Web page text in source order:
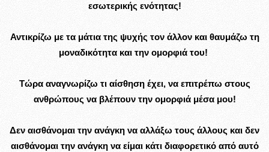
εσωτερικής ενότητας!
Αντικρίζω με τα μάτια της ψυχής τον άλλον και θαυμάζω τη
μοναδικότητα και την ομορφιά του!
Τώρα αναγνωρίζω τι αίσθηση έχει, να επιτρέπω στους
ανθρώπους να βλέπουν την ομορφιά μέσα μου!
Δεν αισθάνομαι την ανάγκη να αλλάξω τους άλλους και δεν
αισθάνομαι την ανάγκη να είμαι κάτι διαφορετικό από αυτό